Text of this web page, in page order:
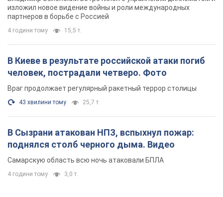
изложил новое видение войны и роли международных
партнеров в борьбе с Россией
4 години тому 15,5 т.
В Киеве в результате российской атаки погиб
человек, пострадали четверо. Фото
Враг продолжает регулярный ракетный террор столицы
43 хвилини тому 25,7 т.
В Сызрани атакован НПЗ, вспыхнул пожар:
поднялся столб черного дыма. Видео
Самарскую область всю ночь атаковали БПЛА
4 години тому 3,0 т.